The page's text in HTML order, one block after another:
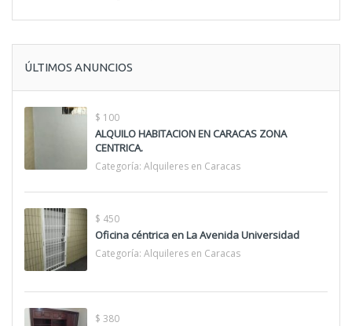
ÚLTIMOS ANUNCIOS
$ 100
ALQUILO HABITACION EN CARACAS ZONA
CENTRICA.
Categoría: Alquileres en Caracas
$ 450
Oficina céntrica en La Avenida Universidad
Categoría: Alquileres en Caracas
$ 380